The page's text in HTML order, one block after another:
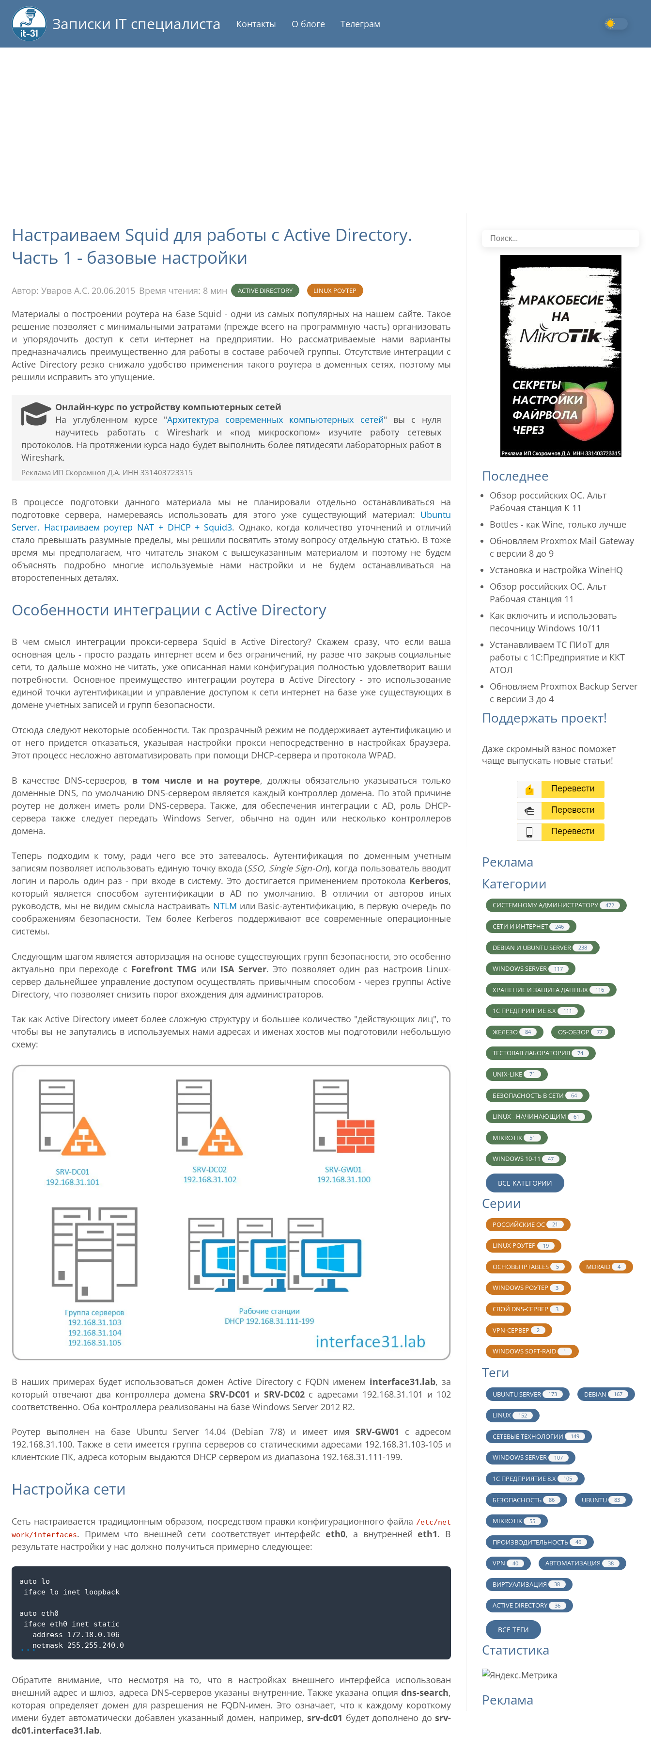
Записки IT специалиста Контакты О блоге Телеграм
Настраиваем Squid для работы с Active Directory.
Часть 1 - базовые настройки
Автор: Уваров А.С. 20.06.2015 Время чтения: 8 мин ACTIVE DIRECTORY LINUX РОУТЕР
Материалы о построении роутера на базе Squid - одни из самых популярных на нашем сайте. Такое
решение позволяет с минимальными затратами (прежде всего на программную часть) организовать
и упорядочить доступ к сети интернет на предприятии. Но рассматриваемые нами варианты
предназначались преимущественно для работы в составе рабочей группы. Отсутствие интеграции с
Active Directory резко снижало удобство применения такого роутера в доменных сетях, поэтому мы
решили исправить это упущение.
Онлайн-курс по устройству компьютерных сетей
На углубленном курсе "Архитектура современных компьютерных сетей" вы с нуля
научитесь работать с Wireshark и «под микроскопом» изучите работу сетевых
протоколов. На протяжении курса надо будет выполнить более пятидесяти лабораторных работ в
Wireshark.
Реклама ИП Скоромнов Д.А. ИНН 331403723315
В процессе подготовки данного материала мы не планировали отдельно останавливаться на
подготовке сервера, намереваясь использовать для этого уже существующий материал: Ubuntu
Server. Настраиваем роутер NAT + DHCP + Squid3. Однако, когда количество уточнений и отличий
стало превышать разумные пределы, мы решили посвятить этому вопросу отдельную статью. В тоже
время мы предполагаем, что читатель знаком с вышеуказанным материалом и поэтому не будем
объяснять подробно многие используемые нами настройки и не будем останавливаться на
второстепенных деталях.
Особенности интеграции с Active Directory
В чем смысл интеграции прокси-сервера Squid в Active Directory? Скажем сразу, что если ваша
основная цель - просто раздать интернет всем и без ограничений, ну разве что закрыв социальные
сети, то дальше можно не читать, уже описанная нами конфигурация полностью удовлетворит ваши
потребности. Основное преимущество интеграции роутера в Active Directory - это использование
единой точки аутентификации и управление доступом к сети интернет на базе уже существующих в
домене учетных записей и групп безопасности.
Отсюда следуют некоторые особенности. Так прозрачный режим не поддерживает аутентификацию и
от него придется отказаться, указывая настройки прокси непосредственно в настройках браузера.
Этот процесс несложно автоматизировать при помощи DHCP-сервера и протокола WPAD.
В качестве DNS-серверов, в том числе и на роутере, должны обязательно указываться только
доменные DNS, по умолчанию DNS-сервером является каждый контроллер домена. По этой причине
роутер не должен иметь роли DNS-сервера. Также, для обеспечения интеграции с AD, роль DHCP-
сервера также следует передать Windows Server, обычно на один или несколько контроллеров
домена.
Теперь подходим к тому, ради чего все это затевалось. Аутентификация по доменным учетным
записям позволяет использовать единую точку входа (SSO, Single Sign-On), когда пользователь вводит
логин и пароль один раз - при входе в систему. Это достигается применением протокола Kerberos,
который является способом аутентификации в AD по умолчанию. В отличии от авторов иных
руководств, мы не видим смысла настраивать NTLM или Basic-аутентификацию, в первую очередь по
соображениям безопасности. Тем более Kerberos поддерживают все современные операционные
системы.
Следующим шагом является авторизация на основе существующих групп безопасности, это особенно
актуально при переходе с Forefront TMG или ISA Server. Это позволяет один раз настроив Linux-
сервер дальнейшее управление доступом осуществлять привычным способом - через группы Active
Directory, что позволяет снизить порог вхождения для администраторов.
Так как Active Directory имеет более сложную структуру и большее количество "действующих лиц", то
чтобы вы не запутались в используемых нами адресах и именах хостов мы подготовили небольшую
схему:
В наших примерах будет использоваться домен Active Directory с FQDN именем interface31.lab, за
который отвечают два контроллера доменаSRV-DC01 и SRV-DC02с адресами 192.168.31.101 и 102
соответственно. Оба контроллера реализованы на базе Windows Server 2012 R2.
Роутер выполнен на базе Ubuntu Server 14.04 (Debian 7/8) и имеет имя SRV-GW01 с адресом
192.168.31.100. Также в сети имеется группа серверов со статическими адресами 192.168.31.103-105 и
клиентские ПК, адреса которым выдаются DHCP сервером из диапазона 192.168.31.111-199.
Настройка сети
Сеть настраивается традиционным образом, посредством правки конфигурационного файла /etc/net
work/interfaces. Примем что внешней сети соответствует интерфейсeth0, а внутреннейeth1. В
результате настройки у нас должно получиться примерно следующее:
...
Обратите внимание, что несмотря на то, что в настройках внешнего интерфейса использован
внешний адрес и шлюз, адреса DNS-серверов указаны внутренние. Также указана опцияdns-search,
которая определяет домен для разрешения не FQDN-имен. Это означает, что к каждому короткому
имени будет автоматически добавлен указанный домен, например,srv-dc01 будет дополнено доsrv-
dc01.interface31.lab.
Последнее
Обзор российских ОС. Альт
Рабочая станция К 11
Bottles - как Wine, только лучше
Обновляем Proxmox Mail Gateway
с версии 8 до 9
Установка и настройка WineHQ
Обзор российских ОС. Альт
Рабочая станция 11
Как включить и использовать
песочницу Windows 10/11
Устанавливаем ТС ПИоТ для
работы с 1С:Предприятие и ККТ
АТОЛ
Обновляем Proxmox Backup Server
с версии 3 до 4
Поддержать проект!
Даже скромный взнос поможет
чаще выпускать новые статьи!
Реклама
Категории
СИСТЕМНОМУ АДМИНИСТРАТОРУ 472
СЕТИ И ИНТЕРНЕТ 246
DEBIAN И UBUNTU SERVER 238
WINDOWS SERVER 117
ХРАНЕНИЕ И ЗАЩИТА ДАННЫХ 116
1С ПРЕДПРИЯТИЕ 8.X 111
ЖЕЛЕЗО 84 OS-ОБЗОР 77
ТЕСТОВАЯ ЛАБОРАТОРИЯ 74
UNIX-LIKE 71
БЕЗОПАСНОСТЬ В СЕТИ 64
LINUX - НАЧИНАЮЩИМ 61
MIKROTIK 51
WINDOWS 10-11 47
ВСЕ КАТЕГОРИИ
Серии
РОССИЙСКИЕ ОС 21
LINUX РОУТЕР 19
ОСНОВЫ IPTABLES 5 MDRAID 4
WINDOWS РОУТЕР 3
СВОЙ DNS-СЕРВЕР 3
VPN-СЕРВЕР 2
WINDOWS SOFT-RAID 1
Теги
UBUNTU SERVER 173 DEBIAN 167
LINUX 152
СЕТЕВЫЕ ТЕХНОЛОГИИ 149
WINDOWS SERVER 107
1С ПРЕДПРИЯТИЕ 8.Х 105
БЕЗОПАСНОСТЬ 86 UBUNTU 83
MIKROTIK 55
ПРОИЗВОДИТЕЛЬНОСТЬ 46
VPN 40 АВТОМАТИЗАЦИЯ 38
ВИРТУАЛИЗАЦИЯ 38
ACTIVE DIRECTORY 36
ВСЕ ТЕГИ
Статистика
Реклама